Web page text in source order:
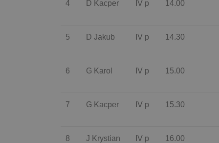
4 D Kacper IV p 14.00
5 D Jakub IV p 14.30
6 G Karol IV p 15.00
7 G Kacper IV p 15.30
8 J Krystian IV p 16.00